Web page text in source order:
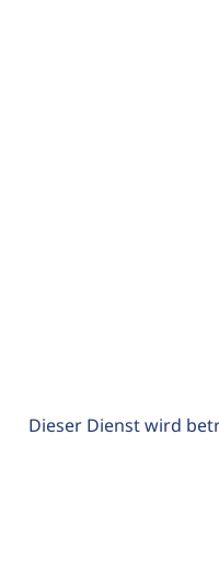
Dieser Dienst wird